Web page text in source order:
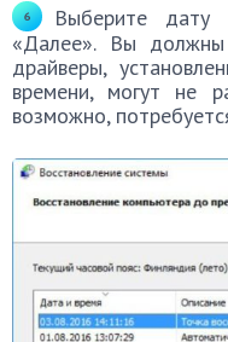
Выберите
«Далее». Вы
драйверы,
времени, могут не
возможно,